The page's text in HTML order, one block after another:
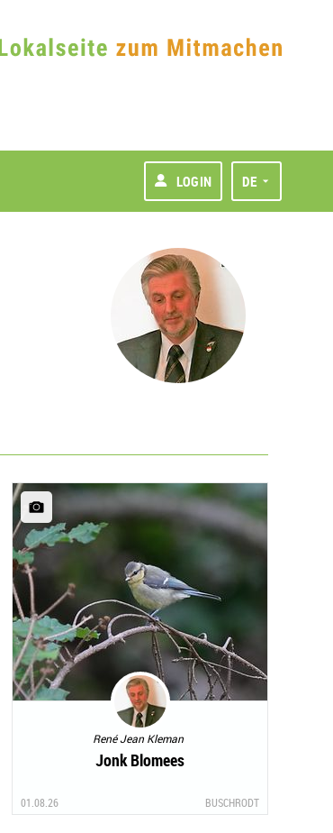
LOGIN DE
René Jean Kleman
Jonk Blomees
01.08.26 BUSCHRODT